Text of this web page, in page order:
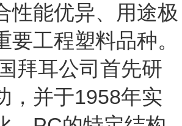
性能优异、用途极
要工程塑料品种。
拜耳公司首先研
，并于1958年实